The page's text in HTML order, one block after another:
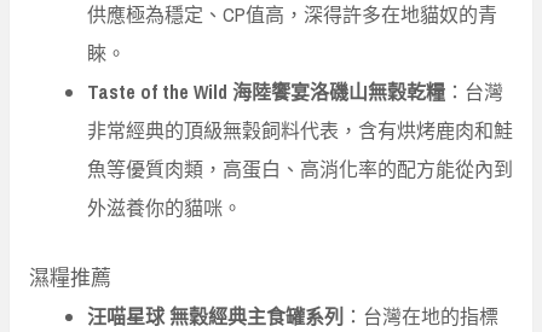
供應極為穩定、CP值高，深得許多在地貓奴的青
睞。
Taste of the Wild 海陸饗宴洛磯山無穀乾糧 ：台灣
非常經典的頂級無穀飼料代表，含有烘烤鹿肉和鮭
魚等優質肉類，高蛋白、高消化率的配方能從內到
外滋養你的貓咪。
濕糧推薦
汪喵星球 無穀經典主食罐系列 ：台灣在地的指標